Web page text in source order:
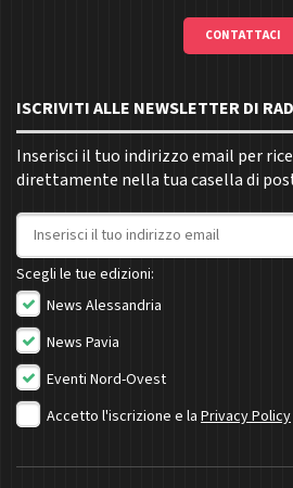
CONTATTACI
ISCRIVITI ALLE NEWSLETTER DI
Inserisci il tuo indirizzo email per
direttamente nella tua casella di
Indirizzo email
Scegli le tue edizioni:
News Alessandria
News Pavia
Eventi Nord-Ovest
Accetto l'iscrizione e la Privacy Policy